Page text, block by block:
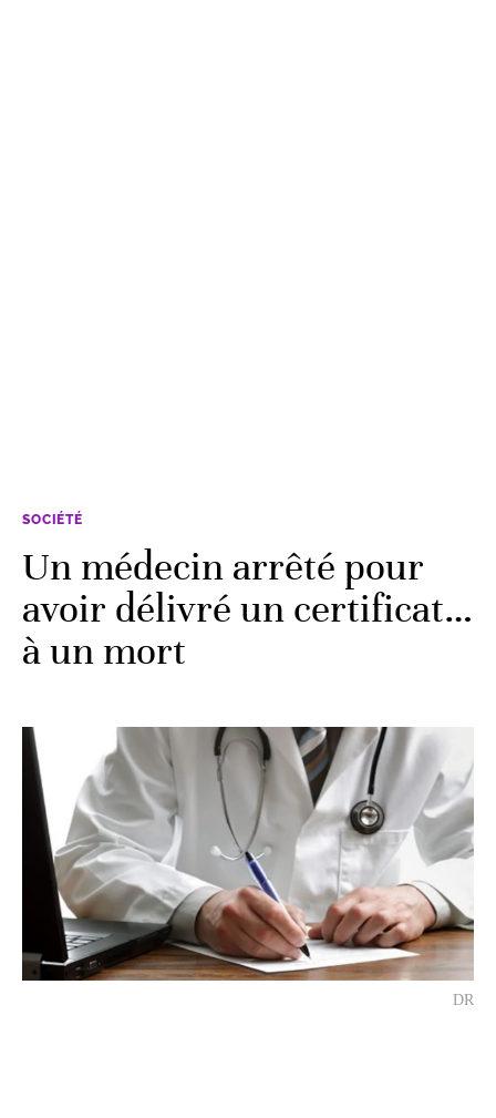
SOCIÉTÉ
Un médecin arrêté pour
avoir délivré un certificat…
à un mort
DR